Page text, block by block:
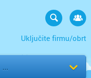
Uključite firmu/obrt